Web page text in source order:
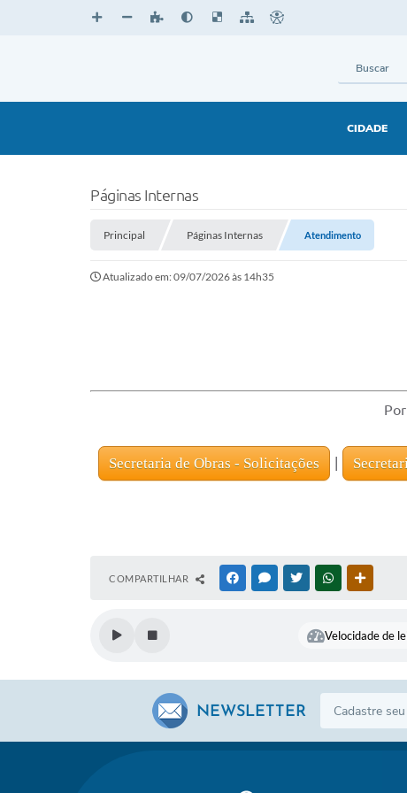
CIDADE
Páginas Internas
Principal Páginas Internas Atendimento
Atualizado em: 09/07/2026 às 14h35
Secretaria de Obras - Solicitações
COMPARTILHAR FACEBOOKMESSENGER
TWITTERWHATSAPP
Velocidade de
NEWSLETTER